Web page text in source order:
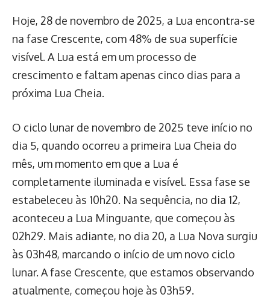
Hoje, 28 de novembro de 2025, a Lua encontra-se
na fase Crescente, com 48% de sua superfície
visível. A Lua está em um processo de
crescimento e faltam apenas cinco dias para a
próxima Lua Cheia.
O ciclo lunar de novembro de 2025 teve início no
dia 5, quando ocorreu a primeira Lua Cheia do
mês, um momento em que a Lua é
completamente iluminada e visível. Essa fase se
estabeleceu às 10h20. Na sequência, no dia 12,
aconteceu a Lua Minguante, que começou às
02h29. Mais adiante, no dia 20, a Lua Nova surgiu
às 03h48, marcando o início de um novo ciclo
lunar. A fase Crescente, que estamos observando
atualmente, começou hoje às 03h59.